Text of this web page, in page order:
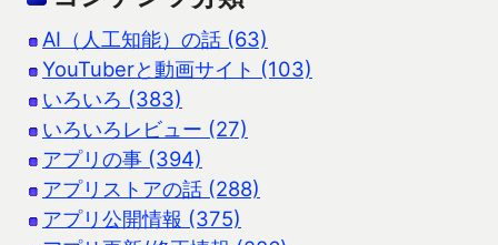
AI（人工知能）の話 (63)
YouTuberと動画サイト (103)
いろいろ (383)
いろいろレビュー (27)
アプリの事 (394)
アプリストアの話 (288)
アプリ公開情報 (375)